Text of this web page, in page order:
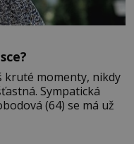
kruté momenty, nikdy
(64) se má už